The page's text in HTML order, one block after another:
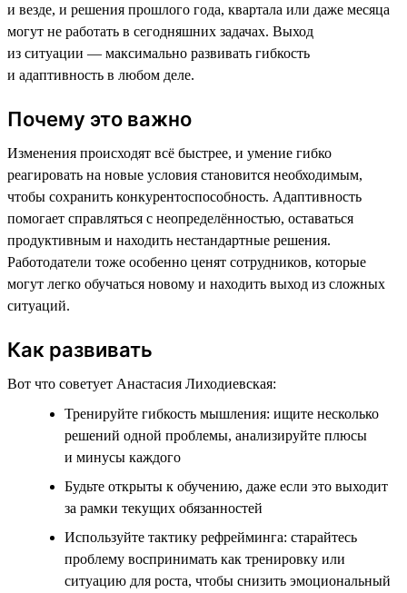
и везде, и решения прошлого года, квартала или даже месяца
могут не работать в сегодняшних задачах. Выход
из ситуации — максимально развивать гибкость
и адаптивность в любом деле.
Почему это важно
Изменения происходят всё быстрее, и умение гибко
реагировать на новые условия становится необходимым,
чтобы сохранить конкурентоспособность. Адаптивность
помогает справляться с неопределённостью, оставаться
продуктивным и находить нестандартные решения.
Работодатели тоже особенно ценят сотрудников, которые
могут легко обучаться новому и находить выход из сложных
ситуаций.
Как развивать
Вот что советует Анастасия Лиходиевская:
Тренируйте гибкость мышления: ищите несколько
решений одной проблемы, анализируйте плюсы
и минусы каждого
Будьте открыты к обучению, даже если это выходит
за рамки текущих обязанностей
Используйте тактику рефрейминга: старайтесь
проблему воспринимать как тренировку или
ситуацию для роста, чтобы снизить эмоциональный